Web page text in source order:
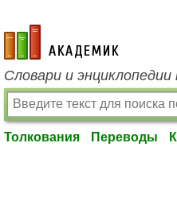
academic.ru
Словари и
Толкования Переводы